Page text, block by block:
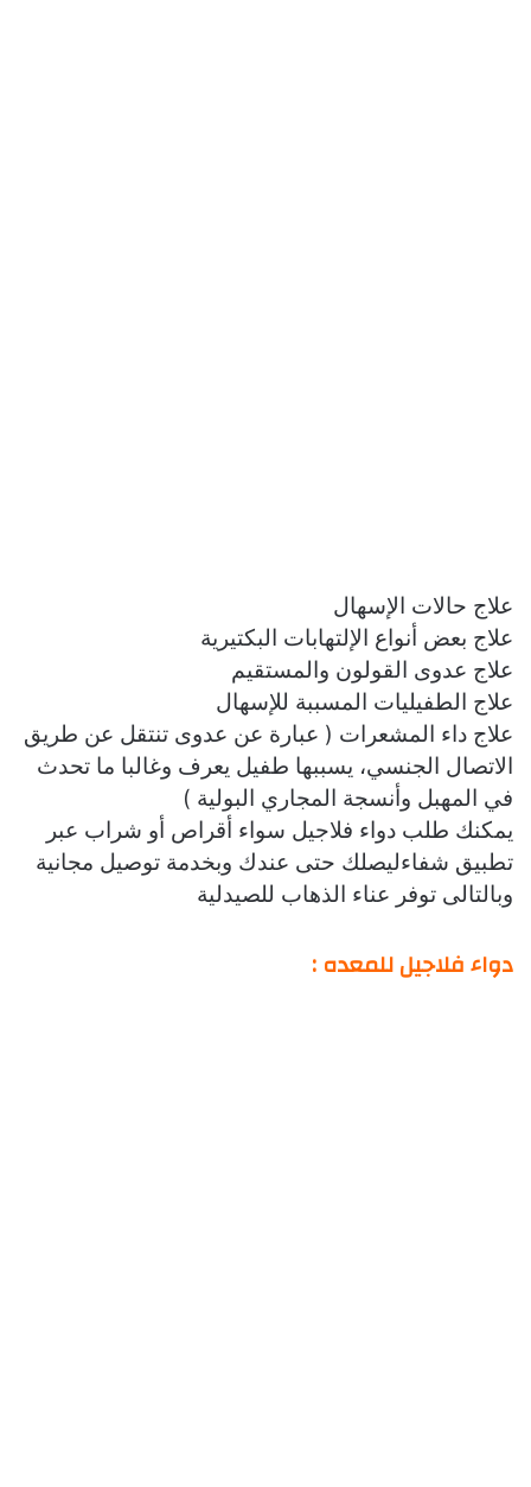
علاج حالات الإسهال
علاج بعض أنواع الإلتهابات البكتيرية
علاج عدوى القولون والمستقيم
علاج الطفيليات المسببة للإسهال
علاج داء المشعرات ( عبارة عن عدوى تنتقل عن طريق
الاتصال الجنسي، يسببها طفيل يعرف وغالبا ما تحدث
في المهبل وأنسجة المجاري البولية )
يمكنك طلب دواء فلاجيل سواء أقراص أو شراب عبر
تطبيق شفاءليصلك حتى عندك وبخدمة توصيل مجانية
وبالتالى توفر عناء الذهاب للصيدلية
دواء فلاجيل للمعده :